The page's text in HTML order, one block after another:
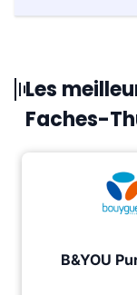
Les
Faches-
B&YOU